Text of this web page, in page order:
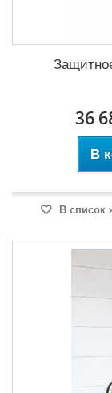
36
В
В список